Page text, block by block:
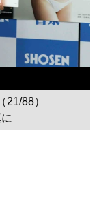
88）